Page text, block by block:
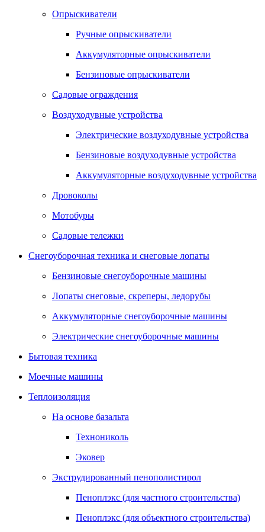
Опрыскиватели
Ручные опрыскиватели
Аккумуляторные опрыскиватели
Бензиновые опрыскиватели
Садовые ограждения
Воздуходувные устройства
Электрические воздуходувные устройства
Бензиновые воздуходувные устройства
Аккумуляторные воздуходувные устройства
Дровоколы
Мотобуры
Садовые тележки
Снегоуборочная техника и снеговые лопаты
Бензиновые снегоуборочные машины
Лопаты снеговые, скреперы, ледорубы
Аккумуляторные снегоуборочные машины
Электрические снегоуборочные машины
Бытовая техника
Моечные машины
Теплоизоляция
На основе базальта
Технониколь
Эковер
Экструдированный пенополистирол
Пеноплэкс (для частного строительства)
Пеноплэкс (для объектного строительства)